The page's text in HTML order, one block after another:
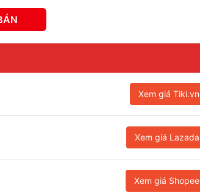
Xem giá Tiki.vn
Xem giá Lazada
Xem giá Shopee